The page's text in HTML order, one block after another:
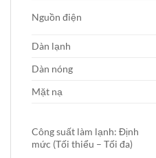
Nguồn điện
Dàn lạnh
Dàn nóng
Mặt nạ
Công suất làm lạnh: Định
mức (Tối thiểu – Tối đa)